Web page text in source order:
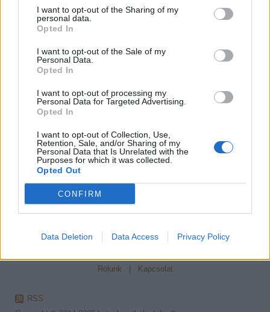
I want to opt-out of the Sharing of my
personal data.
Opted In
I want to opt-out of the Sale of my
Personal Data.
Opted In
I want to opt-out of processing my
Personal Data for Targeted Advertising.
Opted In
I want to opt-out of Collection, Use,
Retention, Sale, and/or Sharing of my
Personal Data that Is Unrelated with the
Purposes for which it was collected.
Opted Out
CONFIRM
Data Deletion Data Access Privacy Policy
cicamama nélkül maradt babák gondozásával, nevelésével és
örökbeadásával foglakozom. Ezek a cicák mind esélytelenek lettek
volna az életben maradásra a szakszerű ellátás és nevelés nélkül. A
gazdit találtunk és a mai napig szeretett új otthonukban teszik
gazdijuk életét teljesebbé.
A hosszú évek olyan tudással és tapasztalattal vérteztek fel, amelyet
vállalom más cicák időleges gondozását és ápolását is. Forduljatok
hozzám bizalommal.
Vissza az előző oldalra
Impresszum|A "Kutyabarát hely" minősítés|Médiaajánlat
Rólunk Kapcsolat
RSS